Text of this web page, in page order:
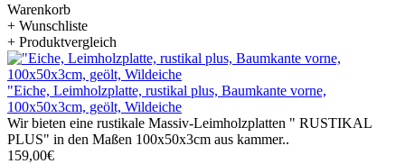
Warenkorb
+ Wunschliste
+ Produktvergleich
"Eiche, Leimholzplatte, rustikal plus, Baumkante vorne,
100x50x3cm, geölt, Wildeiche
Wir bieten eine rustikale Massiv-Leimholzplatten " RUSTIKAL
PLUS" in den Maßen 100x50x3cm aus kammer..
159,00€